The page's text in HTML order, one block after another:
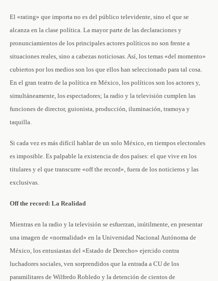
El «rating» que importa no es del público televidente, sino el que se
alcanza en la clase política. La mayor parte de las declaraciones y
pronunciamientos de los principales actores políticos no son frente a
situaciones reales, sino a cabezas noticiosas. Así, los temas «del momento»
cubiertos por los medios son los que ellos han seleccionado para tal cosa.
En el gran teatro de la política en México, los políticos son los actores y,
simultáneamente, los espectadores; la radio y la televisión cumplen las
funciones de director, guionista, producción, iluminación, tramoya y
taquilla.
Si cada vez es más difícil hablar de un solo México, en tiempos electorales
es imposible. Es palpable la existencia de dos países: el que vive en los
titulares y el que transcurre «off the record», fuera de los noticieros y las
exclusivas.
Off the record: La Realidad
Mientras en la radio y la televisión se esfuerzan, inútilmente, en presentar
una imagen de «normalidad» en la Universidad Nacional Autónoma de
México, los entusiastas del «Estado de Derecho» ejercido contra
luchadores sociales, ven sorprendidos que la entrada a CU de los
paramilitares de Wilfredo Robledo y la detención de cientos de